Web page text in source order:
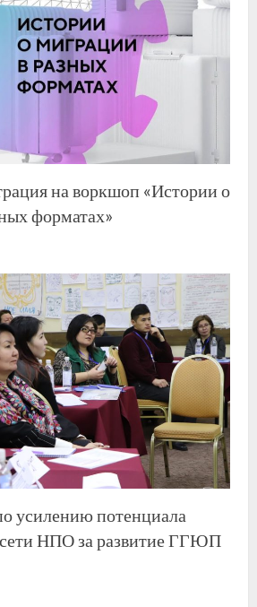
на воркшоп «Истории о
форматах»
усилению потенциала
НПО за развитие ГГЮП